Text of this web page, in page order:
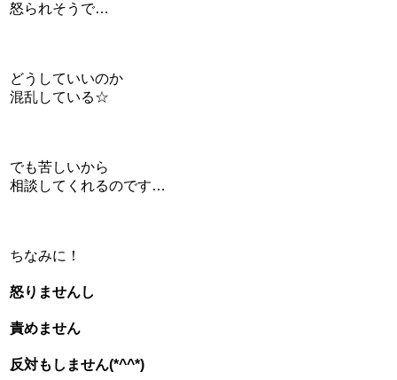
怒られそうで…
どうしていいのか
混乱している☆
でも苦しいから
相談してくれるのです…
ちなみに！
怒りませんし
責めません
反対もしません(*^^*)